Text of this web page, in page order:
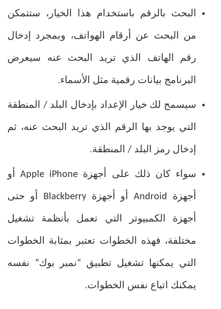
البحث بالرقم باستخدام هذا الخيار، ستتمكن
من البحث عن أرقام الهواتف، وبمجرد إدخال
رقم الهاتف الذي تريد البحث عنه سيعرض
البرنامج بيانات رقمية مثل الأسماء.
سيسمح لك خيار الإعداد بإدخال البلد / المنطقة
التي يوجد بها الرقم الذي تريد البحث عنه، ثم
إدخال رمز البلد / المنطقة.
سواء كان ذلك على أجهزة Apple iPhone أو
أجهزة Android أو أجهزة Blackberry أو حتى
أجهزة الكمبيوتر التي تعمل بأنظمة تشغيل
مختلفة، فهذه الخطوات تعتبر بمثابة الخطوات
التي يمكنها تشغيل تطبيق “نمبر بوك” نفسه
يمكنك اتباع نفس الخطوات.